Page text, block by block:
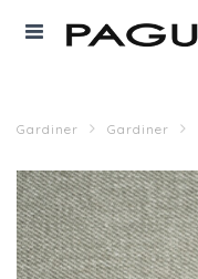
Gardiner Gardiner